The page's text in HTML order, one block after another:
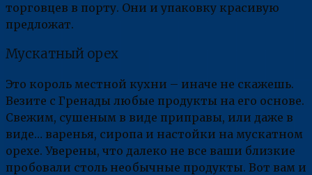
торговцев в порту. Они и упаковку красивую
предложат.
Мускатный орех
Это король местной кухни – иначе не скажешь.
Везите с Гренады любые продукты на его основе.
Свежим, сушеным в виде приправы, или даже в
виде… варенья, сиропа и настойки на мускатном
орехе. Уверены, что далеко не все ваши близкие
пробовали столь необычные продукты. Вот вам и